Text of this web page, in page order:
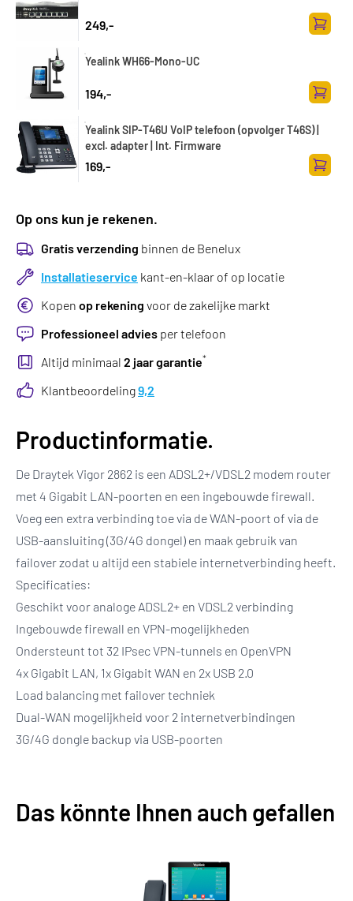
249,-
Zum
Yealink WH66-Mono-UC
194,-
Zum
Yealink SIP-T46U VoIP telefoon (opvolger T46S) |
excl. adapter | Int. Firmware
169,-
Zum
Op ons kun je rekenen.
Gratis verzending binnen de Benelux
Installatieservice kant-en-klaar of op locatie
Kopen op rekening voor de zakelijke markt
Professioneel advies per telefoon
Altijd minimaal 2 jaar garantie*
Klantbeoordeling9,2
Productinformatie.
De Draytek Vigor 2862 is een ADSL2+/VDSL2 modem router
met 4 Gigabit LAN-poorten en een ingebouwde firewall.
Voeg een extra verbinding toe via de WAN-poort of via de
USB-aansluiting (3G/4G dongel) en maak gebruik van
failover zodat u altijd een stabiele internetverbinding heeft.
Specificaties:
Geschikt voor analoge ADSL2+ en VDSL2 verbinding
Ingebouwde firewall en VPN-mogelijkheden
Ondersteunt tot 32 IPsec VPN-tunnels en OpenVPN
4x Gigabit LAN, 1x Gigabit WAN en 2x USB 2.0
Load balancing met failover techniek
Dual-WAN mogelijkheid voor 2 internetverbindingen
3G/4G dongle backup via USB-poorten
Das könnte Ihnen auch gefallen